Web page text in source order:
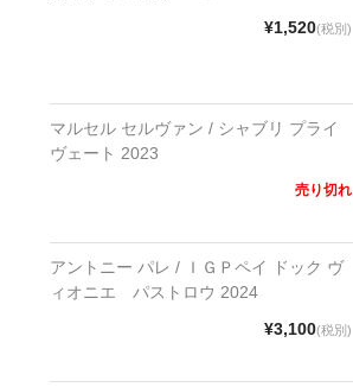
¥1,520(税別)
マルセル セルヴァン / シャブリ プライ
ヴェート 2023
売り切れ
アントニー パレ / ＩＧＰペイ ドック ヴ
ィオニエ パストロウ 2024
¥3,100(税別)